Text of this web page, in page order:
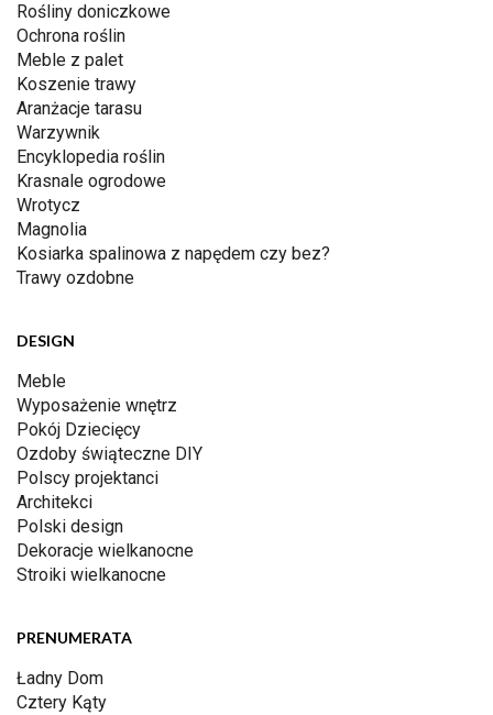
Rośliny doniczkowe
Ochrona roślin
Meble z palet
Koszenie trawy
Aranżacje tarasu
Warzywnik
Encyklopedia roślin
Krasnale ogrodowe
Wrotycz
Magnolia
Kosiarka spalinowa z napędem czy bez?
Trawy ozdobne
DESIGN
Meble
Wyposażenie wnętrz
Pokój Dziecięcy
Ozdoby świąteczne DIY
Polscy projektanci
Architekci
Polski design
Dekoracje wielkanocne
Stroiki wielkanocne
PRENUMERATA
Ładny Dom
Cztery Kąty